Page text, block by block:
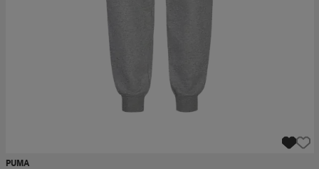
PUMA